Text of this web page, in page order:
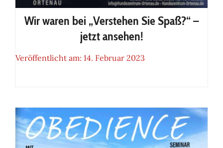
Wir waren bei „Verstehen Sie
Spaß?“ – jetzt ansehen!
Wir waren bei „Verstehen Sie Spaß?“ –
jetzt ansehen!
Veröffentlicht am: 14. Februar 2023